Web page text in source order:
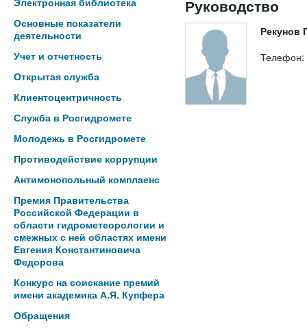
Основные показатели
деятельности
Учет и отчетность
Открытая служба
Клиентоцентричность
Служба в Росгидромете
Молодежь в Росгидромете
Противодействие коррупции
Антимонопольный комплаенс
Премия Правительства
Российской Федерации в
области гидрометеорологии и
смежных с ней областях имени
Евгения Константиновича
Федорова
Конкурс на соискание премий
имени академика А.Я. Купфера
Обращения
Руководство
Рекунов
Телефон: